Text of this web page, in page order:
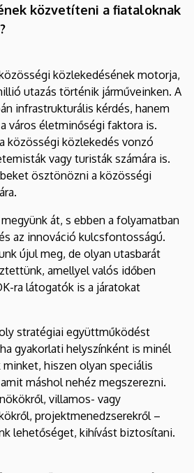
közvetíteni a fiataloknak
közlekedésének motorja,
utazás történik járműveinken. A
infrastrukturális kérdés, hanem
város életminőségi faktora is.
közösségi közlekedés vonzó
vagy turisták számára is.
ösztönözni a közösségi
át, s ebben a folyamatban
az innováció kulcsfontosságú.
újul meg, de olyan utasbarát
amellyel valós időben
ra látogatók is a járatokat
stratégiai együttműködést
gyakorlati helyszínként is minél
hiszen olyan speciális
máshol nehéz megszerezni.
villamos- vagy
projektmenedzserekről –
lehetőséget, kihívást biztosítani.